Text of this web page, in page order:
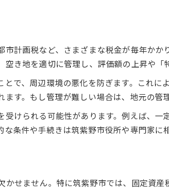
計画税など、さまざまな税金が毎年かか
き地を適切に管理し、評価額の上昇や「
で、周辺環境の悪化を防ぎます。これに
す。もし管理が難しい場合は、地元の管
けられる可能性があります。例えば、
条件や手続きは筑紫野市役所や専門家に
せません。特に筑紫野市では、固定資